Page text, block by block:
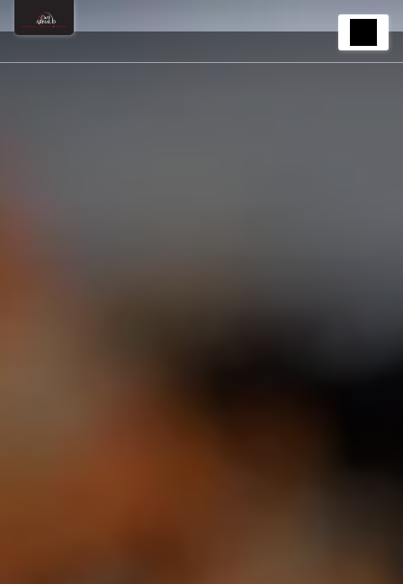
Panneau de gestion des cookies